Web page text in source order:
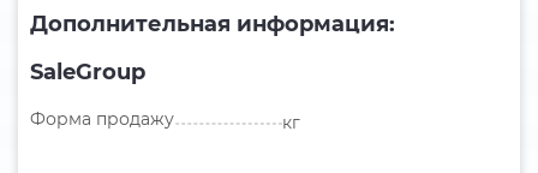
Дополнительная информация:
SaleGroup
Форма продажу кг